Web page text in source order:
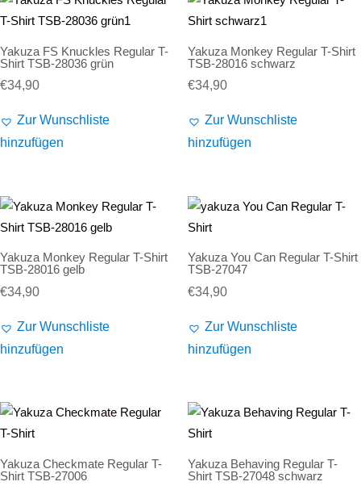
Yakuza FS Knuckles Regular T-
Shirt TSB-28036 grün
€34,90
Zur Wunschliste
hinzufügen
Yakuza Monkey Regular T-Shirt
TSB-28016 schwarz
€34,90
Zur Wunschliste
hinzufügen
Yakuza Monkey Regular T-Shirt
TSB-28016 gelb
€34,90
Zur Wunschliste
hinzufügen
Yakuza You Can Regular T-Shirt
TSB-27047
€34,90
Zur Wunschliste
hinzufügen
Yakuza Checkmate Regular T-
Shirt TSB-27006
Yakuza Behaving Regular T-
Shirt TSB-27048 schwarz
Yakuza
JETLAG
Liberty Wear
Queen Kerosin
Reell Jeans
Spiral
Sullen Clothing
Hoodie
Pullover
Jeans
Longsleeve
Jacken
Westen
Shorts
Leggings
Jeans